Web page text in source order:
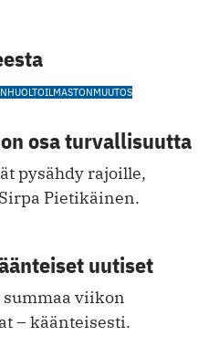
ILMASTONMUUTOS
osa turvallisuutta
pysähdy rajoille,
Pietikäinen.
uutiset
summaa viikon
– käänteisesti.